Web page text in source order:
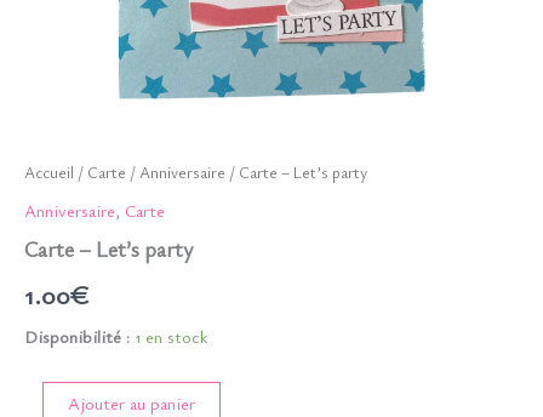
Accueil / Carte /Anniversaire / Carte – Let’s party
Anniversaire, Carte
Carte – Let’s party
1.00€
Disponibilité : 1 en stock
Ajouter au panier